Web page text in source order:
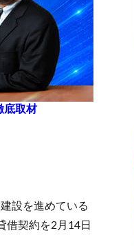
底取材
設を進めている
借契約を2月14日